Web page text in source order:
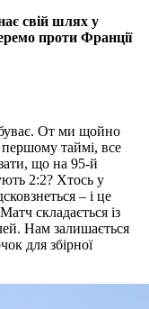
свій шлях у
проти Франції
От ми щойно
таймі, все
що на 95-й
2:2? Хтось у
– і це
складається із
Нам залишається
для збірної